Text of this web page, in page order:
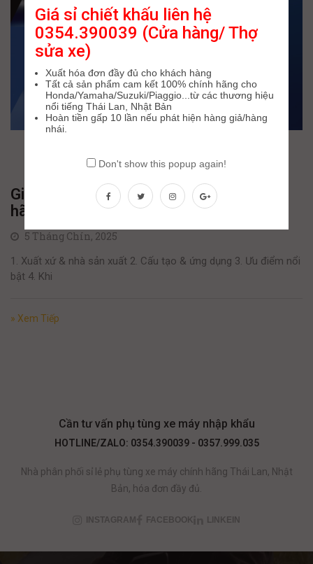
Giới thiệu về bộ nồi xe Winner (Winner X)
hãng Exed
5 Tháng Chín, 2025
1. Xuất xứ & nhà sản xuất 2. Cấu tạo & ứng dụng 3. Ưu điểm nổi
bật 4. Khi
» Xem Tiếp
Cần tư vấn phụ tùng xe máy nhập khẩu
HOTLINE/ZALO: 0354.390039 - 0357.999.035
Nhà phân phối sỉ lẻ phụ tùng xe máy chính hãng Thái Lan, Nhật
Bản, hóa đơn đầy đủ.
INSTAGRAM FACEBOOK LINKEIN
Giá sỉ chiết khấu liên hệ
0354.390039 (Cửa hàng/ Thợ
sửa xe)
Xuất hóa đơn đầy đủ cho khách hàng
Tất cả sản phẩm cam kết 100% chính hãng cho
Honda/Yamaha/Suzuki/Piaggio...từ các thương hiệu
nổi tiếng Thái Lan, Nhật Bản
Hoàn tiền gấp 10 lần nếu phát hiện hàng giả/hàng
nhái.
Don't show this popup again!